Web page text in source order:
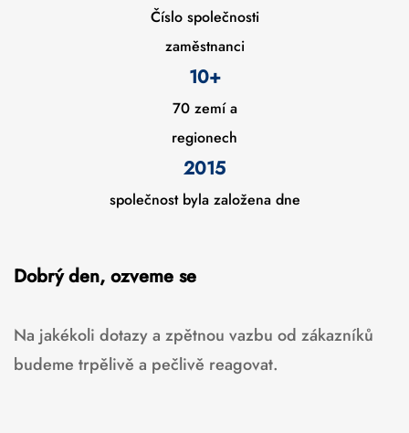
Číslo společnosti
zaměstnanci
10+
70 zemí a
regionech
2015
společnost byla založena dne
Dobrý den, ozveme se
Na jakékoli dotazy a zpětnou vazbu od zákazníků
budeme trpělivě a pečlivě reagovat.